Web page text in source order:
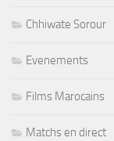
Chhiwate Sorour
Evenements
Films Marocains
Matchs en direct